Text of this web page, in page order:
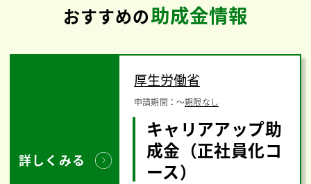
おすすめの助成金情報
詳しくみる
厚生労働省
申請期間：〜期限なし
キャリアアップ助
成金（正社員化コ
ース）